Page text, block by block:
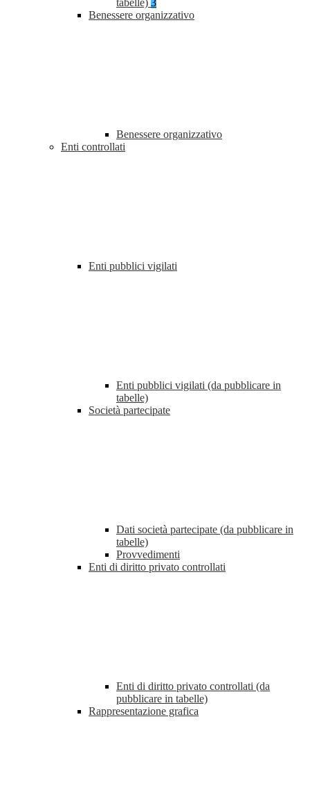
tabelle) 3
Benessere organizzativo
Benessere organizzativo
Enti controllati
Enti pubblici vigilati
Enti pubblici vigilati (da pubblicare in
tabelle)
Società partecipate
Dati società partecipate (da pubblicare in
tabelle)
Provvedimenti
Enti di diritto privato controllati
Enti di diritto privato controllati (da
pubblicare in tabelle)
Rappresentazione grafica